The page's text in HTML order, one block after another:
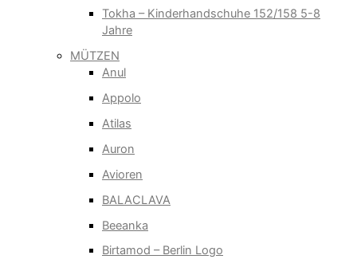
Tokha – Kinderhandschuhe 152/158 5-8
Jahre
MÜTZEN
Anul
Appolo
Atilas
Auron
Avioren
BALACLAVA
Beeanka
Birtamod – Berlin Logo